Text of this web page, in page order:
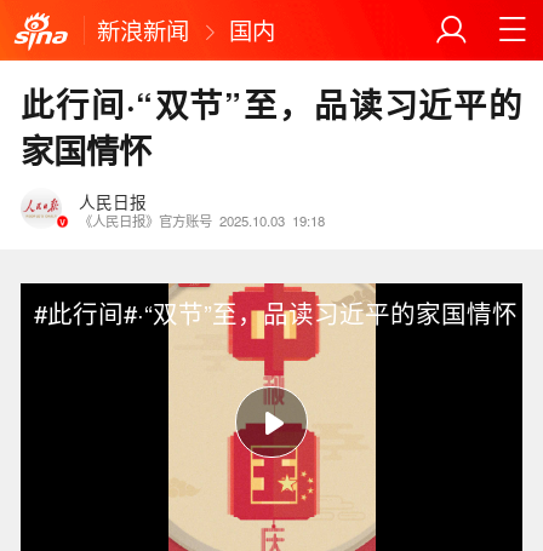
新浪新闻 国内
此行间·“双节”至，品读习近平的
家国情怀
人民日报
《人民日报》官方账号 2025.10.03 19:18
#此行间#·“双节”至，品读习近平的家国情怀